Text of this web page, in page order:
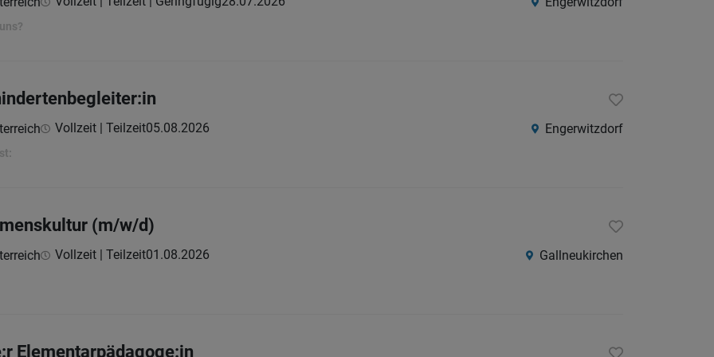
Vollzeit | Teilzeit05.08.2026 Engerwitzdorf
(m/w/d)
Vollzeit | Teilzeit01.08.2026 Gallneukirchen
Elementarpädagoge:in